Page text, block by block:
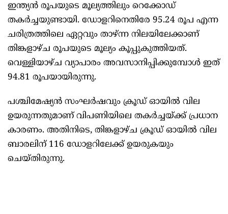
ഇന്ത്യൻ രൂപയുടെ മൂല്യത്തിലും റെക്കോഡ്
തകർച്ചയുണ്ടായി. ഡോളറിനെതിരേ 95.24 രൂപ എന്ന
ചരിത്രത്തിലെ ഏറ്റവും താഴ്ന്ന നിലയിലേക്കാണ്
തിങ്കളാഴ്ച രൂപയുടെ മൂല്യം കൂപ്പുകുത്തിയത്.
വെള്ളിയാഴ്ച വ്യാപാരം അവസാനിപ്പിക്കുമ്പോൾ ഇത്
94.81 രൂപയായിരുന്നു.
പശ്ചിമേഷ്യൻ സംഘർഷവും ക്രൂഡ് ഓയിൽ വില
ഉയരുന്നതുമാണ് വിപണിയിലെ തകർച്ചയ്ക്ക് പ്രധാന
കാരണം. അതിനിടെ, തിങ്കളാഴ്ച ക്രൂഡ് ഓയിൽ വില
ബാരലിന് 116 ഡോളറിലേക്ക് ഉയരുകയും
ചെയ്തിരുന്നു.